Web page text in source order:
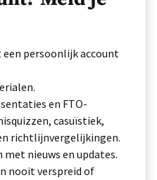
een persoonlijk account
en FTO-
casuïstiek,
richtlijnvergelijkingen.
nieuws en updates.
nooit verspreid of